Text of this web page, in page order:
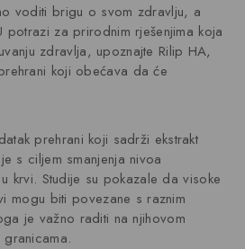
voditi brigu o svom zdravlju, a
za prirodnim rješenjima koja
zdravlja, upoznajte Rilip HA,
koji obećava da će
prehrani koji sadrži ekstrakt
s ciljem smanjenja nivoa
krvi. Studije su pokazale da visoke
mogu biti povezane s raznim
je važno raditi na njihovom